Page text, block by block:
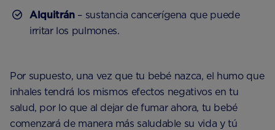
Alquitrán – sustancia cancerígena que puede
irritar los pulmones.
Por supuesto, una vez que tu bebé nazca, el humo que
inhales tendrá los mismos efectos negativos en tu
salud, por lo que al dejar de fumar ahora, tu bebé
comenzará de manera más saludable su vida y tú